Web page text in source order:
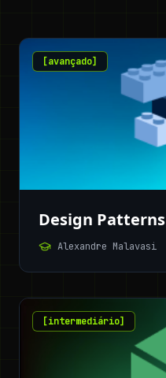
[avançado]
Design Patterns
Alexandre Malavasi
[intermediário]